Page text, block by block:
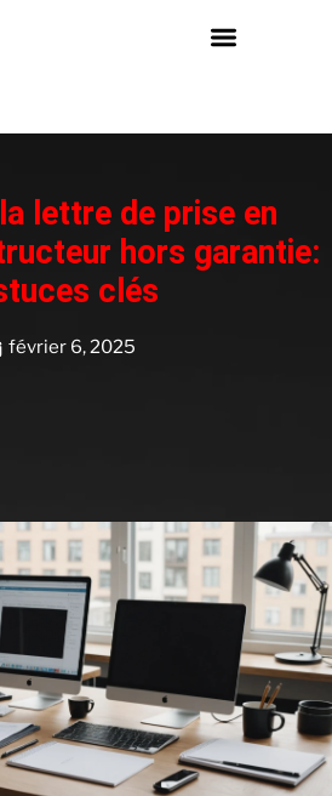
lettre de prise en
hors garantie:
clés
février 6, 2025